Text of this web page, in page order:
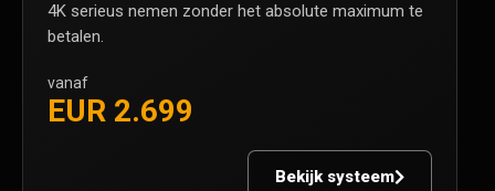
4K serieus nemen zonder het absolute maximum te
betalen.
vanaf
EUR 2.699
Bekijk systeem